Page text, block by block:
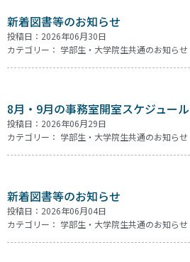
新着図書等のお知らせ
投稿日：2026年06月30日
カテゴリー： 学部生・大学院生共通のお知らせ
8月・9月の事務室開室スケジュール
投稿日：2026年06月29日
カテゴリー： 学部生・大学院生共通のお知らせ
新着図書等のお知らせ
投稿日：2026年06月04日
カテゴリー： 学部生・大学院生共通のお知らせ